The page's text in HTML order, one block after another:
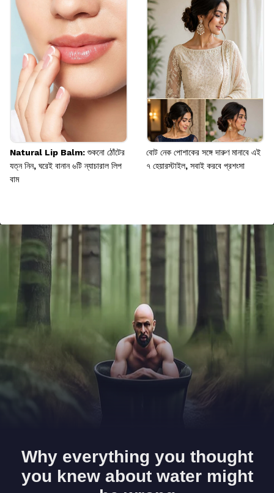
Natural Lip Balm: শুকনো ঠোঁটের
যত্ন নিন, ঘরেই বানান ৬টি ন্যাচারাল লিপ
বাম
বোট নেক পোশাকের সঙ্গে দারুণ মানাবে এই
৭ হেয়ারস্টাইল, সবাই করবে প্রশংসা